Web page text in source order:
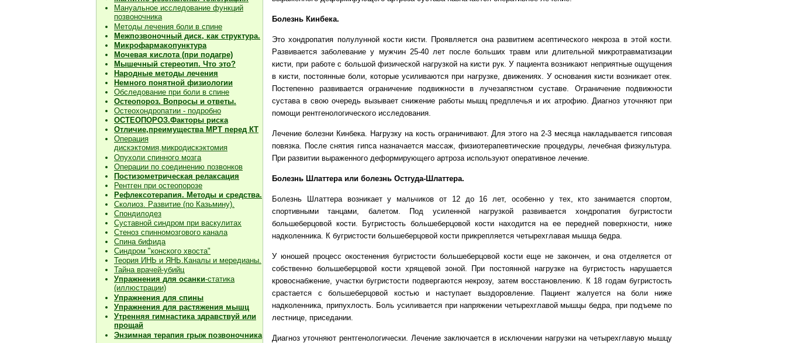
Мануальное исследование функций
позвоночника
Методы лечения боли в спине
Межпозвоночный диск, как структура.
Микрофармакопунктура
Мочевая кислота (при подагре)
Мышечный стереотип. Что это?
Народные методы лечения
Немного понятной физиологии
Обследование при боли в спине
Остеопороз. Вопросы и ответы.
Остеохондропатии - подробно
ОСТЕОПОРОЗ.Факторы риска
Отличие,преимущества МРТ перед КТ
Операция
дискэктомия,микродискэктомия
Опухоли спинного мозга
Операции по соединению позвонков
Постизометрическая релаксация
Рентген при остеопорозе
Рефлексотерапия. Методы и средства.
Сколиоз. Развитие (по Казьмину).
Спондилодез
Суставной синдром при васкулитах
Стеноз спинномозгового канала
Спина бифида
Синдром "конского хвоста"
Теория ИНЬ и ЯНЬ.Каналы и мередианы.
Тайна врачей-убийц
Упражнения для осанки-статика
(иллюстрации)
Упражнения для спины
Упражнения для растяжения мышц
Утренняя гимнастика здравствуй или
прощай
Энзимная терапия грыж позвоночника
Болезнь Кинбека.
Это хондропатия полулунной кости кисти. Проявляется она развитием асептического некроза в этой кости.
Развивается заболевание у мужчин 25-40 лет после больших травм или длительной микротравматизации
кисти, при работе с большой физической нагрузкой на кисти рук. У пациента возникают неприятные ощущения
в кисти, постоянные боли, которые усиливаются при нагрузке, движениях. У основания кисти возникает отек.
Постепенно развивается ограничение подвижности в лучезапястном суставе. Ограничение подвижности
сустава в свою очередь вызывает снижение работы мышц предплечья и их атрофию. Диагноз уточняют при
помощи рентгенологического исследования.
Лечение болезни Кинбека. Нагрузку на кость ограничивают. Для этого на 2-3 месяца накладывается гипсовая
повязка. После снятия гипса назначается массаж, физиотерапевтические процедуры, лечебная физкультура.
При развитии выраженного деформирующего артроза используют оперативное лечение.
Болезнь Шлаттера или болезнь Остгуда-Шлаттера.
Болезнь Шлаттера возникает у мальчиков от 12 до 16 лет, особенно у тех, кто занимается спортом,
спортивными танцами, балетом. Под усиленной нагрузкой развивается хондропатия бугристости
большеберцовой кости. Бугристость большеберцовой кости находится на ее передней поверхности, ниже
надколенника. К бугристости большеберцовой кости прикрепляется четырехглавая мышца бедра.
У юношей процесс окостенения бугристости большеберцовой кости еще не закончен, и она отделяется от
собственно большеберцовой кости хрящевой зоной. При постоянной нагрузке на бугристость нарушается
кровоснабжение, участки бугристости подвергаются некрозу, затем восстановлению. К 18 годам бугристость
срастается с большеберцовой костью и наступает выздоровление. Пациент жалуется на боли ниже
надколенника, припухлость. Боль усиливается при напряжении четырехглавой мышцы бедра, при подъеме по
лестнице, приседании.
Диагноз уточняют рентгенологически. Лечение заключается в исключении нагрузки на четырехглавую мышцу